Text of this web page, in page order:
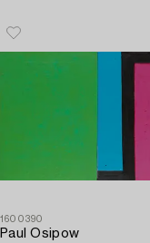
1600390
Paul Osipow